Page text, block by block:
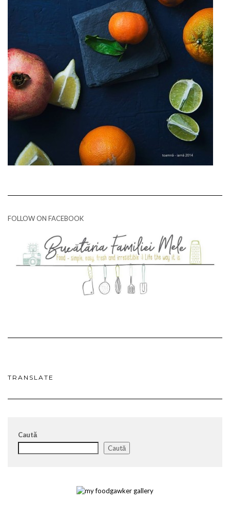
FOLLOW ON FACEBOOK
TRANSLATE
Caută
Caută